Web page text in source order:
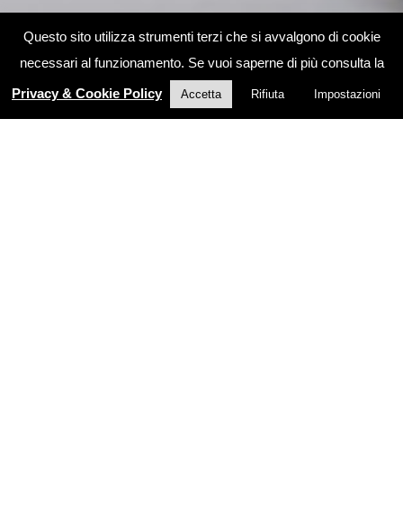
Questo sito utilizza strumenti terzi che si avvalgono di cookie
necessari al funzionamento. Se vuoi saperne di più consulta la
Privacy & Cookie Policy
Accetta Rifiuta Impostazioni